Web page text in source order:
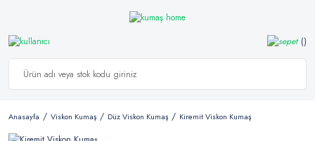
Anasayfa Viskon Kumaş Düz Viskon Kumaş Kiremit Viskon Kumaş